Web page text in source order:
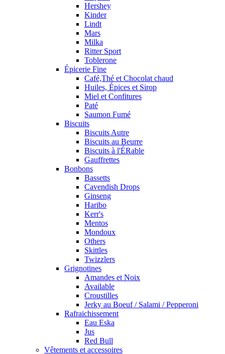
Hershey
Kinder
Lindt
Mars
Milka
Ritter Sport
Toblerone
Épicerie Fine
Café,Thé et Chocolat chaud
Huiles, Épices et Sirop
Miel et Confitures
Paté
Saumon Fumé
Biscuits
Biscuits Autre
Biscuits au Beurre
Biscuits à l'ÉRable
Gauffrettes
Bonbons
Bassetts
Cavendish Drops
Ginseng
Haribo
Kerr's
Mentos
Mondoux
Others
Skittles
Twizzlers
Grignotines
Amandes et Noix
Available
Croustilles
Jerky au Boeuf / Salami / Pepperoni
Rafraichissement
Eau Eska
Jus
Red Bull
Vêtements et accessoires